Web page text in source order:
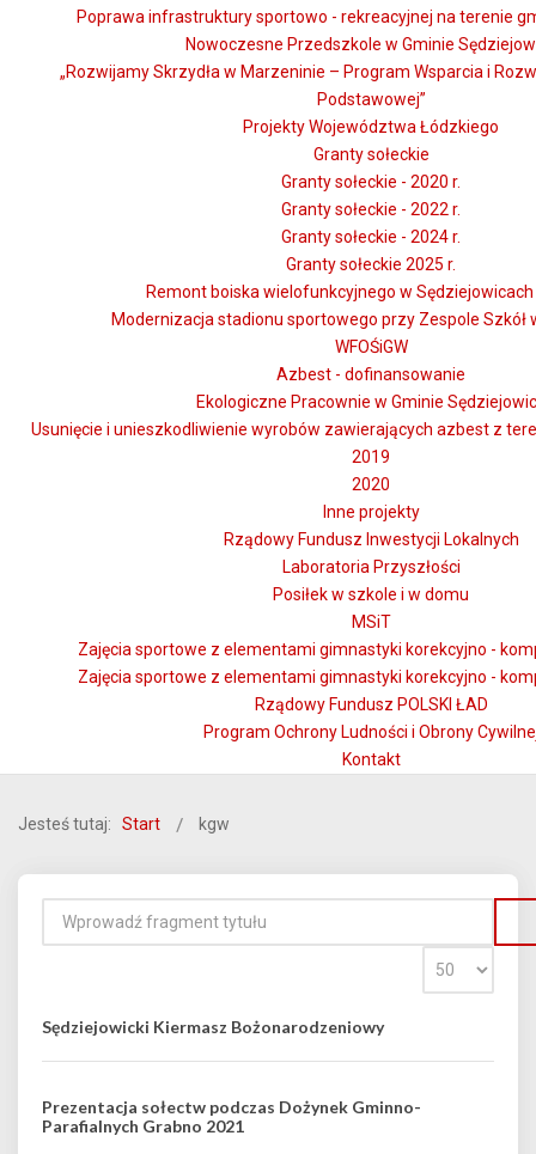
Poprawa infrastruktury sportowo - rekreacyjnej na terenie
Nowoczesne Przedszkole w Gminie
„Rozwijamy Skrzydła w Marzeninie – Program Wsparcia i
Podstawowej”
Projekty Województwa Łódzkiego
Granty sołeckie
Granty sołeckie - 2020 r.
Granty sołeckie - 2022 r.
Granty sołeckie - 2024 r.
Granty sołeckie 2025 r.
Remont boiska wielofunkcyjnego w Sędziejowicach
Modernizacja stadionu sportowego przy Zespole Szkół
WFOŚiGW
Azbest - dofinansowanie
Ekologiczne Pracownie w Gminie
Usunięcie i unieszkodliwienie wyrobów zawierających azbest z
2019
2020
Inne projekty
Rządowy Fundusz Inwestycji Lokalnych
Laboratoria Przyszłości
Posiłek w szkole i w domu
MSiT
Zajęcia sportowe z elementami gimnastyki korekcyjno -
Zajęcia sportowe z elementami gimnastyki korekcyjno -
Rządowy Fundusz POLSKI ŁAD
Program Ochrony Ludności i Obrony
Kontakt
Jesteś tutaj: Start kgw
Sędziejowicki Kiermasz Bożonarodzeniowy
Prezentacja sołectw podczas Dożynek Gminno-
Parafialnych Grabno 2021